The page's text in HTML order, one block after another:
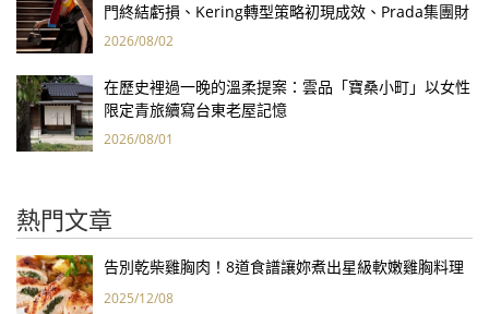
門終結虧損、Kering轉型策略初現成效、Prada集團財
報亮眼
2026/08/02
在歷史裡過一晚的溫柔提案：雲品「寶桑小町」以女性
限定青旅續寫台東老屋記憶
2026/08/01
熱門文章
告別乾柴雞胸肉！8道食譜讓妳煮出星級軟嫩雞胸料理
2025/12/08